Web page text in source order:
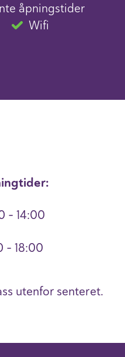
åpningstider
Wifi
- 14:00
- 18:00
utenfor senteret.